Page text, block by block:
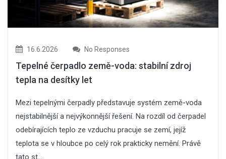
16.6.2026 No Responses
Tepelné čerpadlo země-voda: stabilní zdroj
tepla na desítky let
Mezi tepelnými čerpadly představuje systém země-voda
nejstabilnější a nejvýkonnější řešení. Na rozdíl od čerpadel
odebírajících teplo ze vzduchu pracuje se zemí, jejíž
teplota se v hloubce po celý rok prakticky nemění. Právě
tato st...